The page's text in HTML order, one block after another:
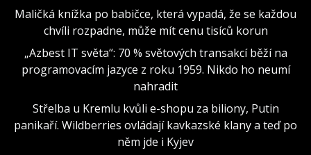
Maličká knížka po babičce, která vypadá, že se každou
chvíli rozpadne, může mít cenu tisíců korun
„Azbest IT světa“: 70 % světových transakcí běží na
programovacím jazyce z roku 1959. Nikdo ho neumí
nahradit
Střelba u Kremlu kvůli e-shopu za biliony, Putin
panikaří. Wildberries ovládají kavkazské klany a teď po
něm jde i Kyjev